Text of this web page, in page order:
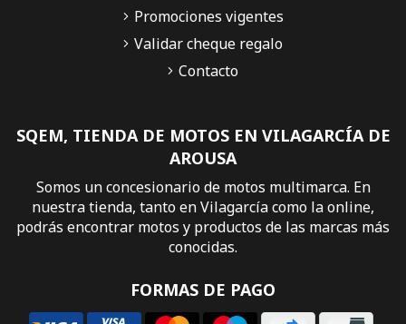
SQEM, TIENDA DE MOTOS EN VILAGARCÍA DE
AROUSA
Somos un concesionario de motos multimarca. En
nuestra tienda, tanto en Vilagarcía como la online,
podrás encontrar motos y productos de las marcas más
conocidas.
FORMAS DE PAGO
Promociones vigentes
Validar cheque regalo
Contacto